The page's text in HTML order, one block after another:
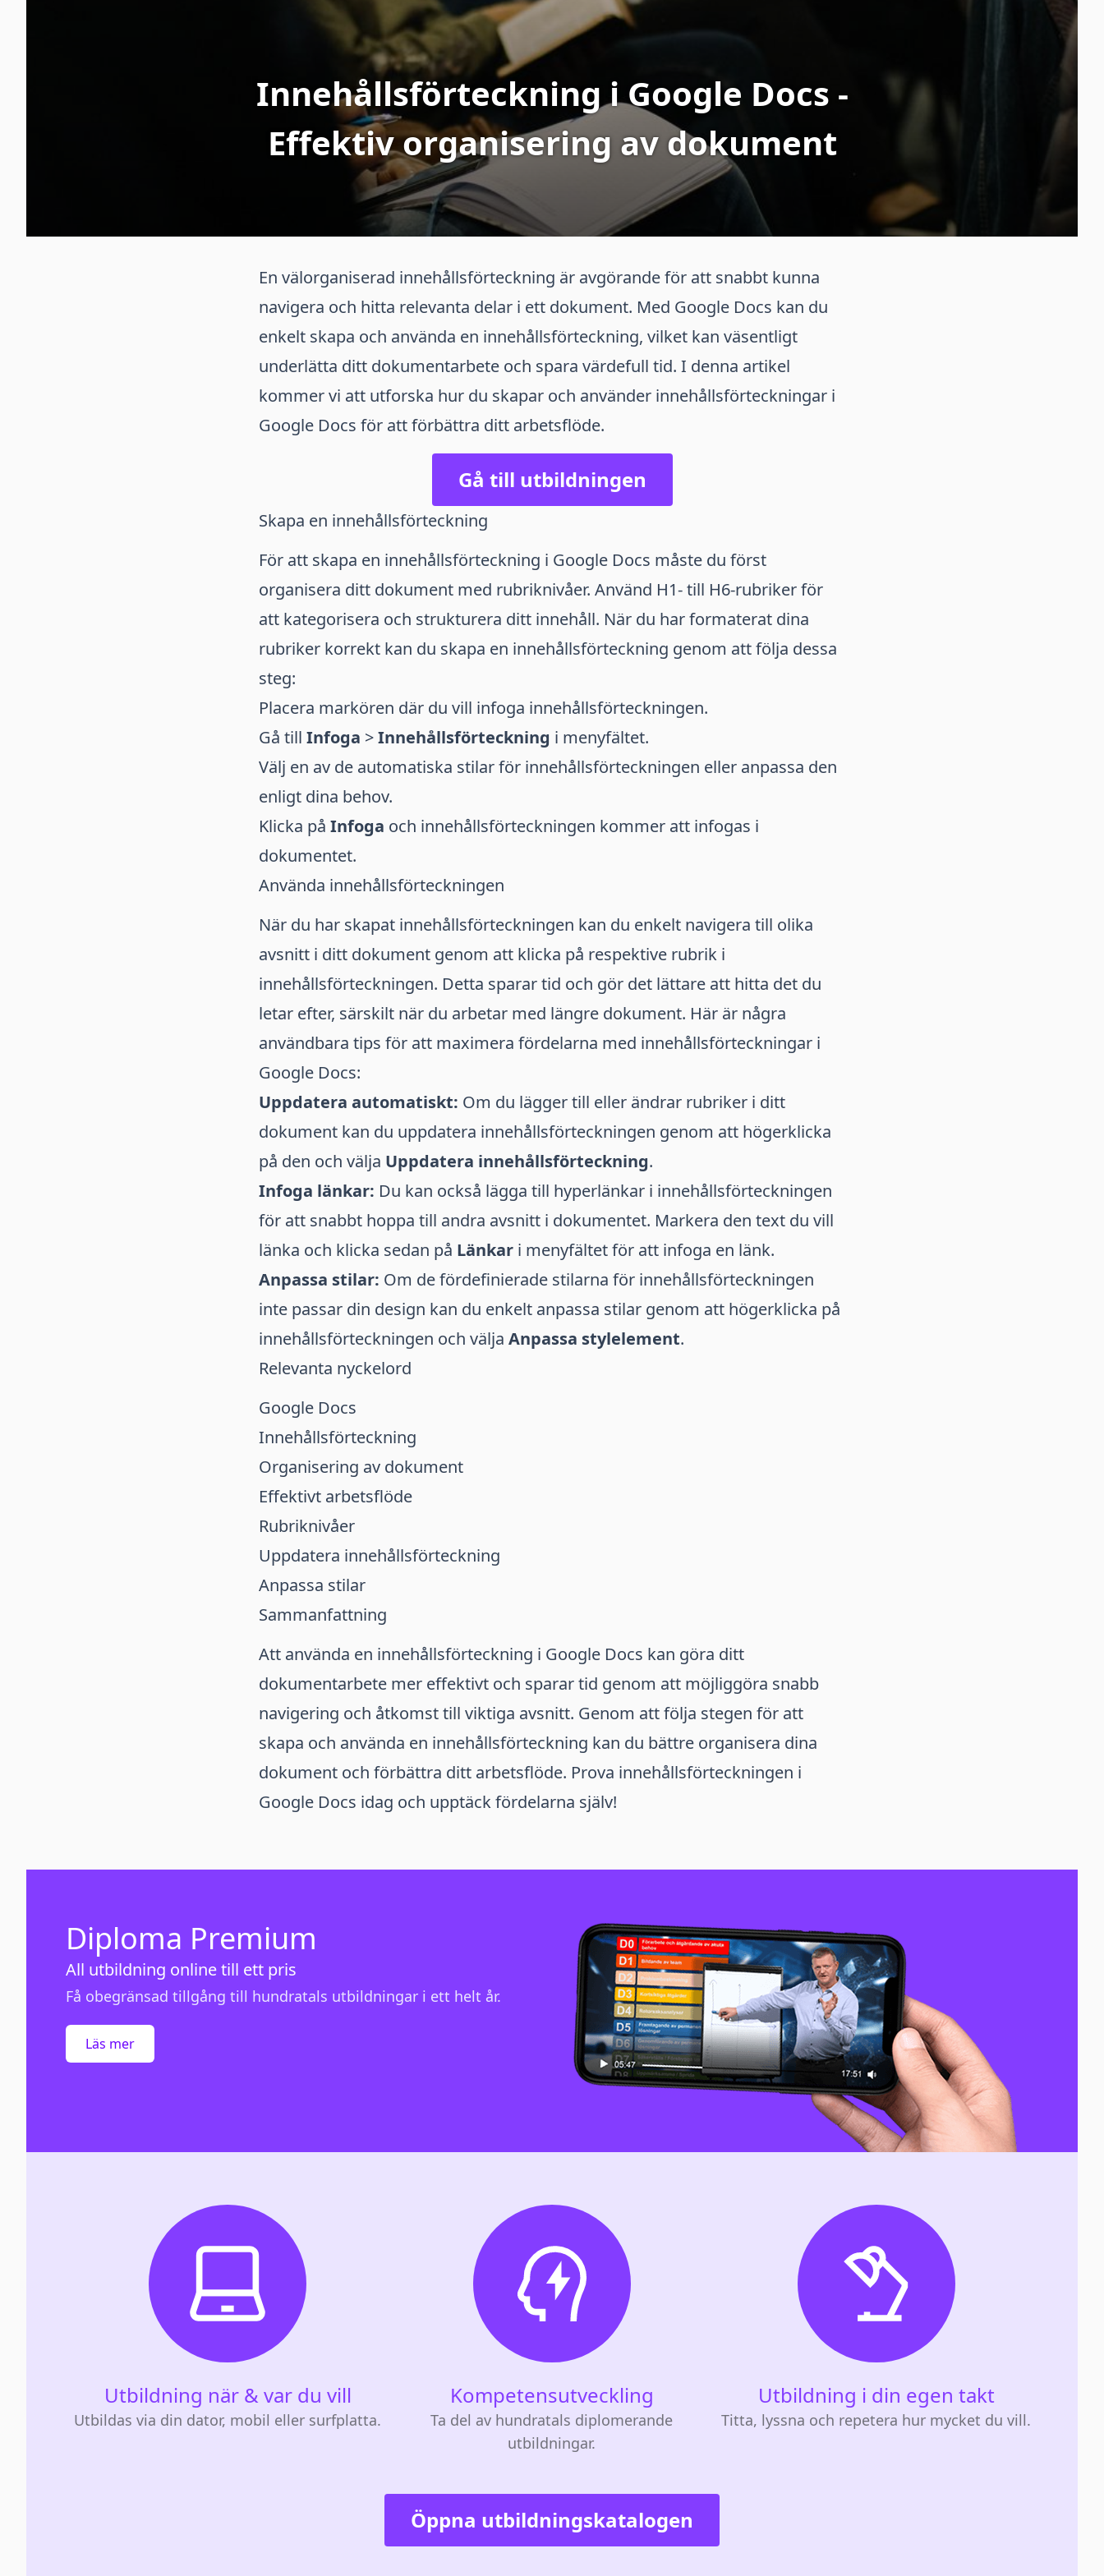
Innehållsförteckning i Google Docs -
Effektiv organisering av dokument
En välorganiserad innehållsförteckning är avgörande för att snabbt kunna
navigera och hitta relevanta delar i ett dokument. Med Google Docs kan du
enkelt skapa och använda en innehållsförteckning, vilket kan väsentligt
underlätta ditt dokumentarbete och spara värdefull tid. I denna artikel
kommer vi att utforska hur du skapar och använder innehållsförteckningar i
Google Docs för att förbättra ditt arbetsflöde.
Gå till utbildningen
Skapa en innehållsförteckning
För att skapa en innehållsförteckning i Google Docs måste du först
organisera ditt dokument med rubriknivåer. Använd H1- till H6-rubriker för
att kategorisera och strukturera ditt innehåll. När du har formaterat dina
rubriker korrekt kan du skapa en innehållsförteckning genom att följa dessa
steg:
Placera markören där du vill infoga innehållsförteckningen.
Gå till Infoga >Innehållsförteckning i menyfältet.
Välj en av de automatiska stilar för innehållsförteckningen eller anpassa den
enligt dina behov.
Klicka på Infoga och innehållsförteckningen kommer att infogas i
dokumentet.
Använda innehållsförteckningen
När du har skapat innehållsförteckningen kan du enkelt navigera till olika
avsnitt i ditt dokument genom att klicka på respektive rubrik i
innehållsförteckningen. Detta sparar tid och gör det lättare att hitta det du
letar efter, särskilt när du arbetar med längre dokument. Här är några
användbara tips för att maximera fördelarna med innehållsförteckningar i
Google Docs:
Uppdatera automatiskt: Om du lägger till eller ändrar rubriker i ditt
dokument kan du uppdatera innehållsförteckningen genom att högerklicka
på den och välja Uppdatera innehållsförteckning.
Infoga länkar: Du kan också lägga till hyperlänkar i innehållsförteckningen
för att snabbt hoppa till andra avsnitt i dokumentet. Markera den text du vill
länka och klicka sedan på Länkari menyfältet för att infoga en länk.
Anpassa stilar: Om de fördefinierade stilarna för innehållsförteckningen
inte passar din design kan du enkelt anpassa stilar genom att högerklicka på
innehållsförteckningen och välja Anpassa stylelement.
Relevanta nyckelord
Google Docs
Innehållsförteckning
Organisering av dokument
Effektivt arbetsflöde
Rubriknivåer
Uppdatera innehållsförteckning
Anpassa stilar
Sammanfattning
Att använda en innehållsförteckning i Google Docs kan göra ditt
dokumentarbete mer effektivt och sparar tid genom att möjliggöra snabb
navigering och åtkomst till viktiga avsnitt. Genom att följa stegen för att
skapa och använda en innehållsförteckning kan du bättre organisera dina
dokument och förbättra ditt arbetsflöde. Prova innehållsförteckningen i
Google Docs idag och upptäck fördelarna själv!
Diploma Premium
All utbildning online till ett pris
Få obegränsad tillgång till hundratals utbildningar i ett helt år.
Läs mer
Utbildning när & var du vill
Utbildas via din dator, mobil eller surfplatta.
Kompetensutveckling
Ta del av hundratals diplomerande
utbildningar.
Utbildning i din egen takt
Titta, lyssna och repetera hur mycket du vill.
Öppna utbildningskatalogen